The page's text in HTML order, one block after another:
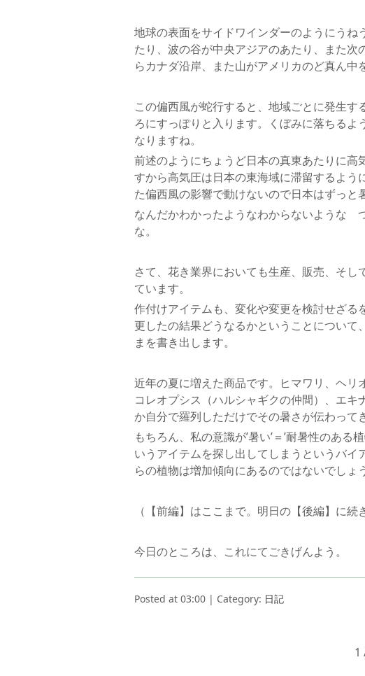
地球の表面をサイドワインダーのようにう
たり、波の谷が中央アジアのあたり、また
らカナダ沿岸、また山がアメリカのど真ん中
この偏西風が蛇行すると、地域ごとに発生
ろにすっぽりと入ります。くぼみに落ちるよ
なりますね。
前述のようにちょうど日本の真東あたりに高
すから高気圧は日本の東海域に滞留するよ
た偏西風の影響で動けないので日本はずっと
なんだかわかったようなわからないような
な。
さて、花き業界においても生産、販売、そ
ています。
作付けアイテムも、変化や変更を検討せざ
更したの結果どうなるかということについて
まを書き出します。
近年の夏に増えた商品です。ヒマワリ、ヘリ
コレオプシス（ハルシャギクの仲間）、エ
か自分で羅列しただけでその暑さが伝わって
もちろん、私の意識が’暑い’＝’耐暑性のあ
いうアイテムを探し出してしまうというバ
らの植物は増加傾向にあるのではないでしょ
（【前編】はここまで。明日の【後編】に続
今日のところは、これにてごきげんよう。
Posted at 03:00 | Category: 日記
1